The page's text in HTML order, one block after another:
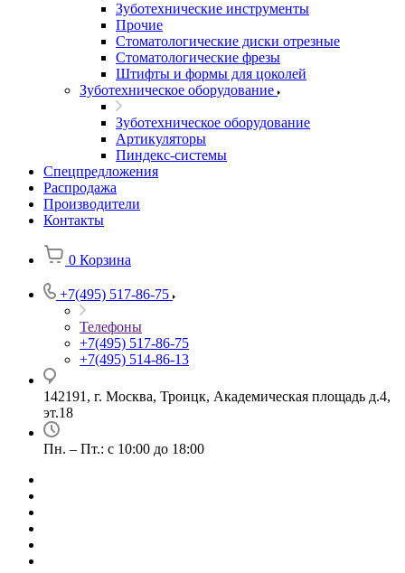
Зуботехнические инструменты
Прочие
Стоматологические диски отрезные
Стоматологические фрезы
Штифты и формы для цоколей
Зуботехническое оборудование
Зуботехническое оборудование
Артикуляторы
Пиндекс-системы
Спецпредложения
Распродажа
Производители
Контакты
0 Корзина
+7(495) 517-86-75
Телефоны
+7(495) 517-86-75
+7(495) 514-86-13
142191, г. Москва, Троицк, Академическая площадь д.4,
эт.18
Пн. – Пт.: с 10:00 до 18:00